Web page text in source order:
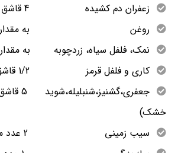
زعفران دم کشیده 4 قاشق غذاخوری
روغن به مقدار
نمک، فلفل سیاه، زردچوبه به مقدار
کاری و فلفل قرمز 1/2 قاشق چایخوری
خشک)
سیب زمینی 2 عدد متوسط